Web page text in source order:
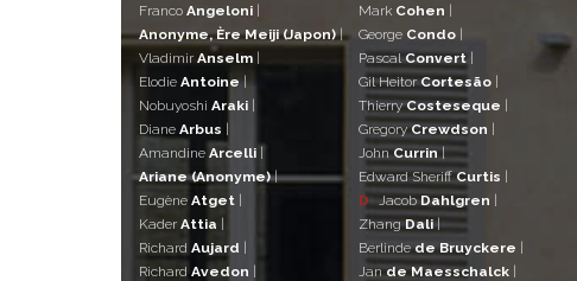
Franco Angeloni |
Anonyme, Ère Meiji (Japon)|
Vladimir Anselm |
Elodie Antoine|
Nobuyoshi Araki |
Diane Arbus |
Amandine Arcelli |
Ariane (Anonyme)|
Eugène Atget |
Kader Attia |
Richard Aujard |
Richard Avedon |
Mark Cohen |
George Condo |
PascalConvert |
Gil HeitorCortesão |
ThierryCosteseque |
GregoryCrewdson |
JohnCurrin|
Edward SheriffCurtis |
D JacobDahlgren |
ZhangDali|
Berlindede Bruyckere |
Jande Maesschalck |